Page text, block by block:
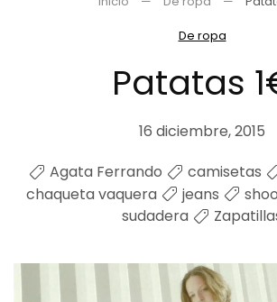
De ropa
Patatas
16 diciembre, 2015
Agata Ferrando
camisetas
chaqueta vaquera
jeans
sudadera